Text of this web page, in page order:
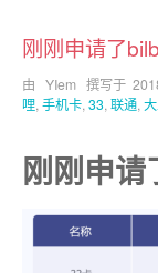
刚刚申请了
由 YIem 撰写于
哩, 手机卡, 33, 联通,
刚刚申